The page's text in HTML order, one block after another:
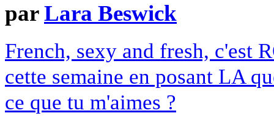
parLara Beswick
French, sexy and fresh, c'est
cette semaine en posant LA
ce que tu m'aimes ?